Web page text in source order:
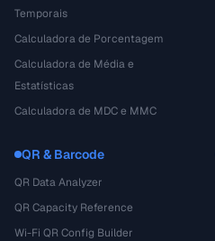
Temporais
Calculadora de Porcentagem
Calculadora de Média e
Estatísticas
Calculadora de MDC e MMC
QR & Barcode
QR Data Analyzer
QR Capacity Reference
Wi-Fi QR Config Builder